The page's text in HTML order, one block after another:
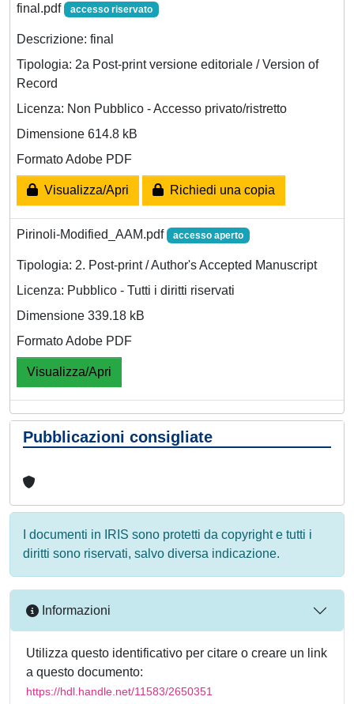
final.pdf accesso riservato
Descrizione: final
Tipologia: 2a Post-print versione editoriale / Version of
Record
Licenza: Non Pubblico - Accesso privato/ristretto
Dimensione 614.8 kB
Formato Adobe PDF
Visualizza/Apri Richiedi una copia
Pirinoli-Modified_AAM.pdf accesso aperto
Tipologia: 2. Post-print / Author's Accepted Manuscript
Licenza: Pubblico - Tutti i diritti riservati
Dimensione 339.18 kB
Formato Adobe PDF
Visualizza/Apri
Pubblicazioni consigliate
I documenti in IRIS sono protetti da copyright e tutti i
diritti sono riservati, salvo diversa indicazione.
Informazioni
Utilizza questo identificativo per citare o creare un link
a questo documento:
https://hdl.handle.net/11583/2650351